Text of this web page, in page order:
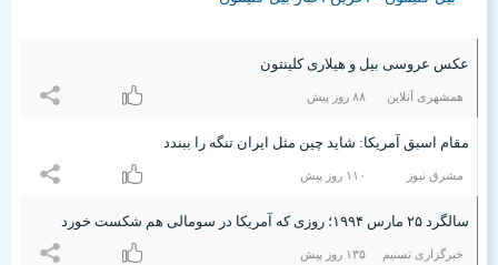
عکس عروسی بیل و هیلاری کلینتون
همشهری آنلاین ۸۸ روز پیش
مقام اسبق آمریکا: شاید چین مثل ایران تنگه را ببندد
مشرق نیوز ۱۱۰ روز پیش
سالگرد ۲۵ مارس ۱٩٩۴؛ روزی که آمریکا در سومالی هم شکست خورد
خبرگزاری تسنیم ۱٣۵ روز پیش